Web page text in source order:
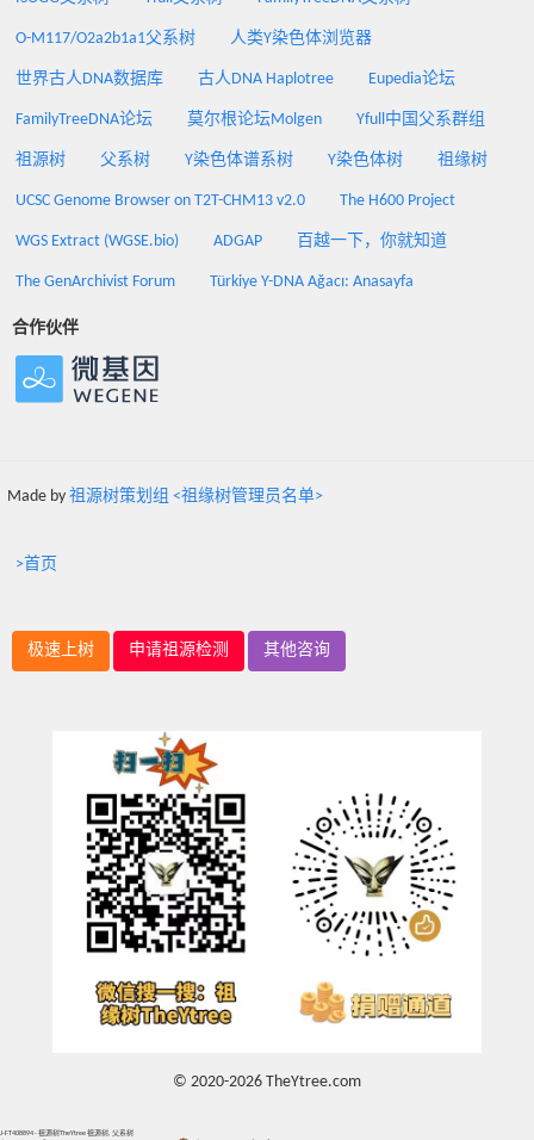
O-M117/O2a2b1a1父系树 人类Y染色体浏览器
世界古人DNA数据库 古人DNA Haplotree Eupedia论坛
FamilyTreeDNA论坛 莫尔根论坛Molgen Yfull中国父系群组
祖源树 父系树 Y染色体谱系树 Y染色体树 祖缘树
UCSC Genome Browser on T2T-CHM13 v2.0 The H600 Project
WGS Extract (WGSE.bio) ADGAP 百越一下，你就知道
The GenArchivist Forum Türkiye Y-DNA Ağacı: Anasayfa
合作伙伴
Made by 祖源树策划组 <祖缘树管理员名单>
>首页
极速上树 申请祖源检测 其他咨询
© 2020-2026 TheYtree.com
J-FT408894 - 祖源树TheYtree 祖源树, 父系树